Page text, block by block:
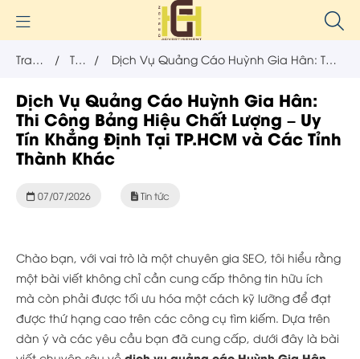
Trang
/
Tin
/
Dịch Vụ Quảng Cáo Huỳnh Gia Hân: Thi
Khẳng Định Tại TP.HCM và Các Tỉnh
Thành Khác
Dịch Vụ Quảng Cáo Huỳnh Gia Hân:
Thi Công Bảng Hiệu Chất Lượng – Uy
Tín Khẳng Định Tại TP.HCM và Các Tỉnh
Thành Khác
07/07/2026 Tin tức
Chào bạn, với vai trò là một chuyên gia SEO, tôi hiểu rằng
một bài viết không chỉ cần cung cấp thông tin hữu ích
mà còn phải được tối ưu hóa một cách kỹ lưỡng để đạt
được thứ hạng cao trên các công cụ tìm kiếm. Dựa trên
dàn ý và các yêu cầu bạn đã cung cấp, dưới đây là bài